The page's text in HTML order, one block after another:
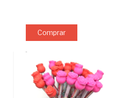
Comprar